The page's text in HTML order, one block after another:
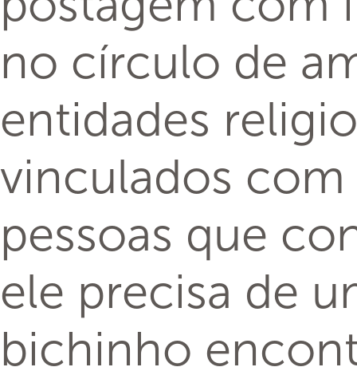
no círculo de
entidades
vinculados
pessoas que
ele precisa de
bichinho